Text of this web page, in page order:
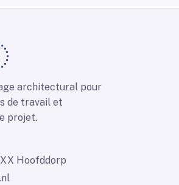
architectural pour
de travail et
projet.
XX Hoofddorp